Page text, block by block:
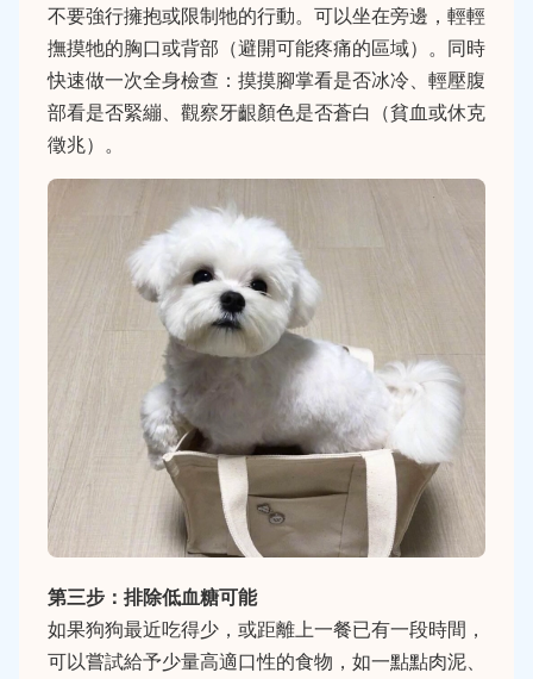
不要強行擁抱或限制牠的行動。可以坐在旁邊，輕輕
撫摸牠的胸口或背部（避開可能疼痛的區域）。同時
快速做一次全身檢查：摸摸腳掌看是否冰冷、輕壓腹
部看是否緊繃、觀察牙齦顏色是否蒼白（貧血或休克
徵兆）。
第三步：排除低血糖可能
如果狗狗最近吃得少，或距離上一餐已有一段時間，
可以嘗試給予少量高適口性的食物，如一點點肉泥、